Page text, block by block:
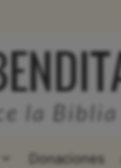
Donaciones